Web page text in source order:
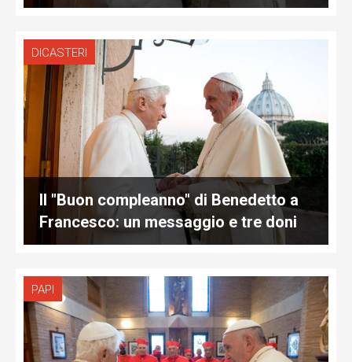
DICASTERI
Il "Buon compleanno" di Benedetto a
Francesco: un messaggio e tre doni
PAPI